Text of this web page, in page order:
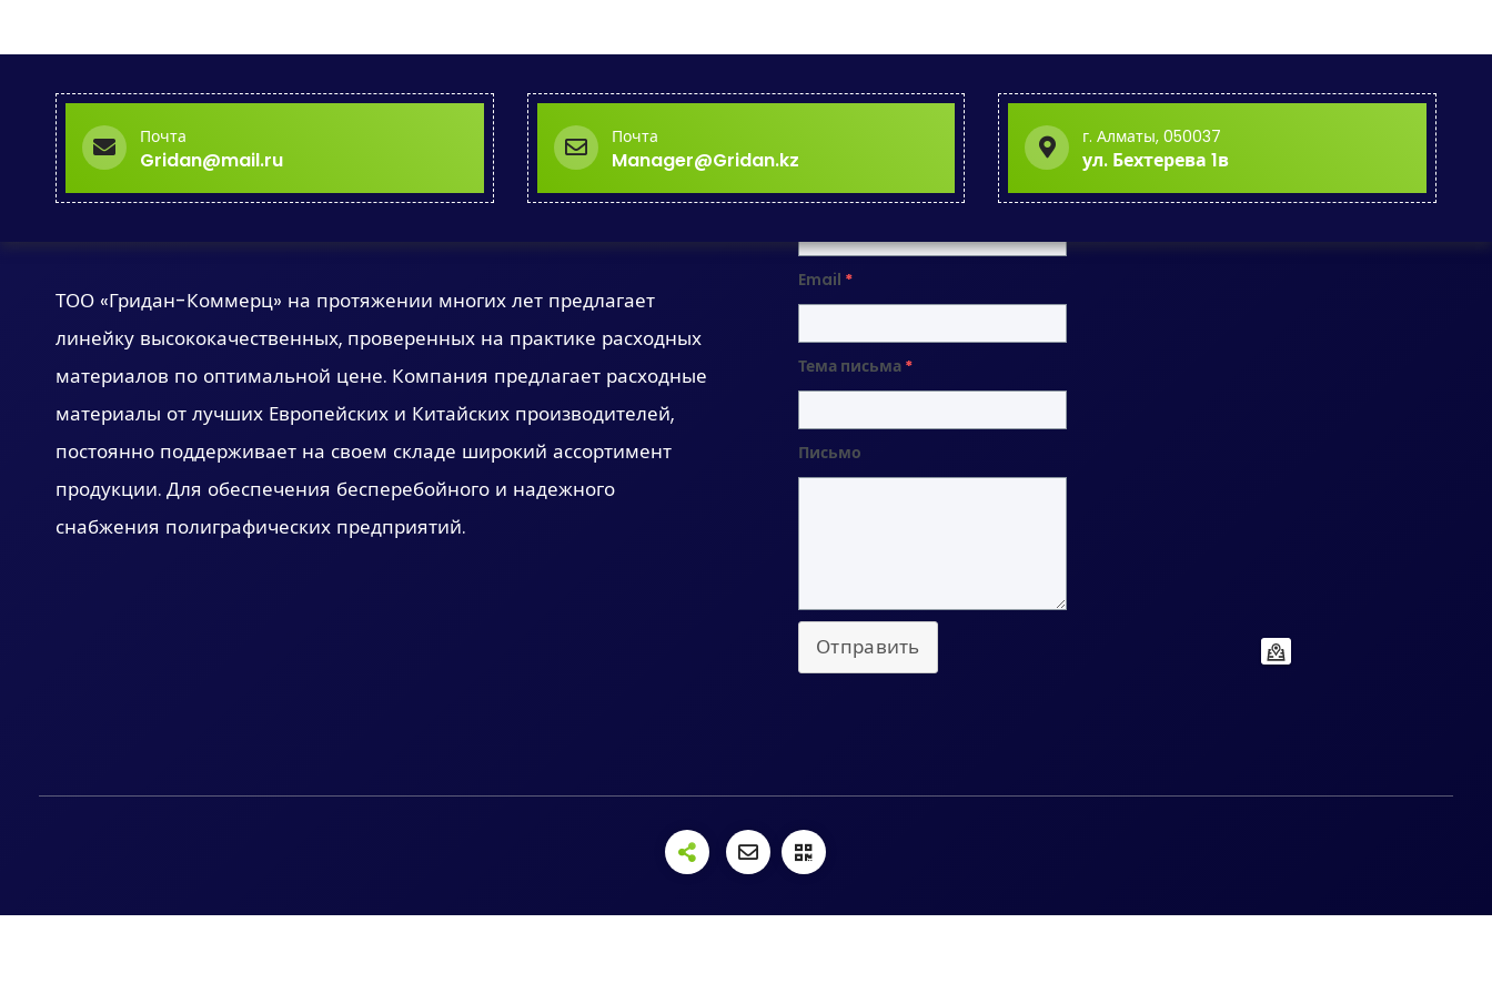
Почта
Gridan@mail.ru
Почта
Manager@Gridan.kz
г. Алматы, 050037
ул. Бехтерева 1в
О Нас
ТОО «Гридан-Коммерц» на протяжении многих лет предлагает
линейку высококачественных, проверенных на практике расходных
материалов по оптимальной цене. Компания предлагает расходные
материалы от лучших Европейских и Китайских производителей,
постоянно поддерживает на своем складе широкий ассортимент
продукции. Для обеспечения бесперебойного и надежного
снабжения полиграфических предприятий.
Имя*
Email *
Тема письма *
Письмо
Отправить
Яндекс.Карта